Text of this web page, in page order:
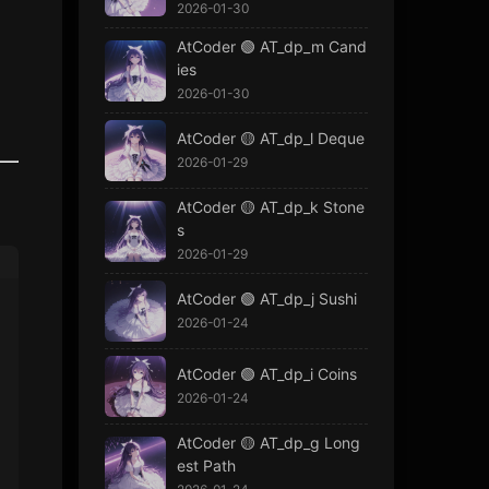
2026-01-30
AtCoder 🟢 AT_dp_m Cand
ies
2026-01-30
AtCoder 🟡 AT_dp_l Deque
2026-01-29
AtCoder 🟡 AT_dp_k Stone
s
2026-01-29
AtCoder 🟢 AT_dp_j Sushi
2026-01-24
AtCoder 🟢 AT_dp_i Coins
2026-01-24
AtCoder 🟡 AT_dp_g Long
est Path